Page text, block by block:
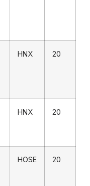
HNX 20
HNX 20
HOSE 20